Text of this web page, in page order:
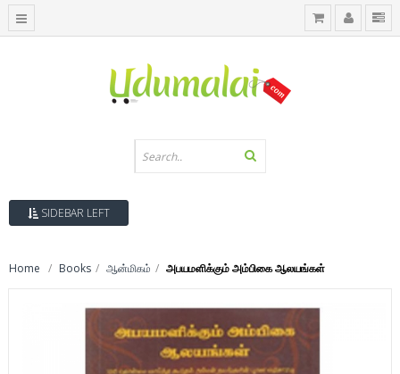
SIDEBAR LEFT
Home Books ஆன்மிகம் அபயமளிக்கும் அம்பிகை ஆலயங்கள்